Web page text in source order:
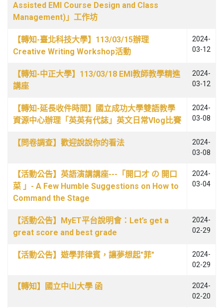
Assisted EMI Course Design and Class
Management)」工作坊
【轉知-臺北科技大學】113/03/15辦理
Creative Writing Workshop活動
2024-
03-12
【轉知-中正大學】113/03/18 EMI教師教學精進
講座
2024-
03-12
【轉知-延長收件時間】國立成功大學雙語教學
資源中心辦理「英英有代誌」英文日常Vlog比賽
2024-
03-08
【問卷調查】歡迎說說你的看法
2024-
03-08
【活動公告】英語演講講座---「開口才 の 開口
菜 」- A Few Humble Suggestions on How to
Command the Stage
2024-
03-04
【活動公告】MyET平台說明會：Let’s get a
great score and best grade
2024-
02-29
【活動公告】遊學菲律賓，讓夢想起"菲"
2024-
02-29
【轉知】國立中山大學 函
2024-
02-20